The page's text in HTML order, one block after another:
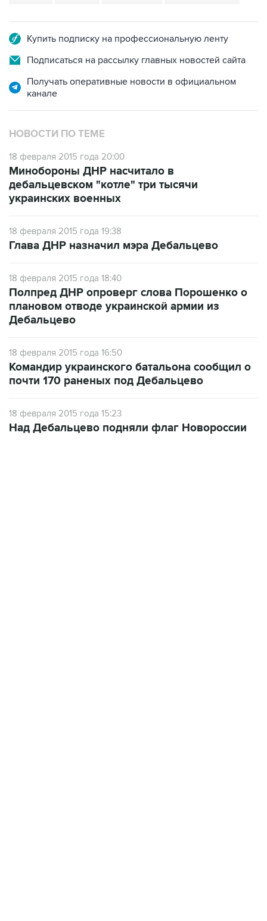
Купить подписку на профессиональную ленту
Подписаться на рассылку главных новостей сайта
Получать оперативные новости в официальном
канале
НОВОСТИ ПО ТЕМЕ
18 февраля 2015 года 20:00
Минобороны ДНР насчитало в
дебальцевском "котле" три тысячи
украинских военных
18 февраля 2015 года 19:38
Глава ДНР назначил мэра Дебальцево
18 февраля 2015 года 18:40
Полпред ДНР опроверг слова Порошенко о
плановом отводе украинской армии из
Дебальцево
18 февраля 2015 года 16:50
Командир украинского батальона сообщил о
почти 170 раненых под Дебальцево
18 февраля 2015 года 15:23
Над Дебальцево подняли флаг Новороссии